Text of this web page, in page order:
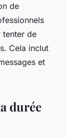
de
tenter de
Cela inclut
et
durée